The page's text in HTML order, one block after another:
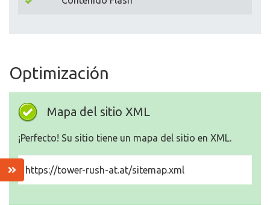
Optimización
Mapa del sitio XML
¡Perfecto! Su sitio tiene un mapa del sitio en XML.
https://tower-rush-at.at/sitemap.xml